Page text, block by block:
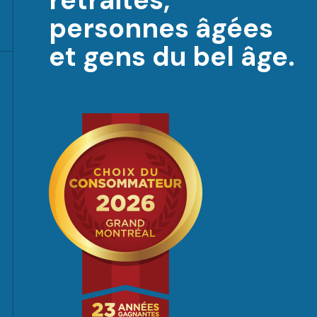
personnes âgées
et gens du bel âge.